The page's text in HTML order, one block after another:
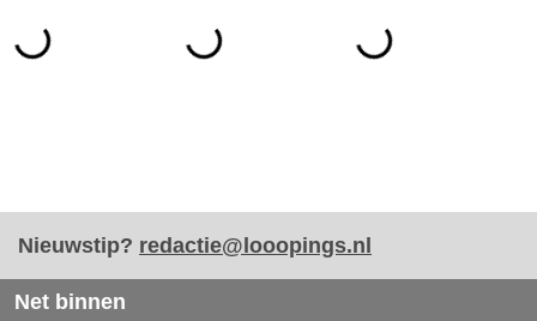
Nieuwstip? redactie@looopings.nl
Net binnen